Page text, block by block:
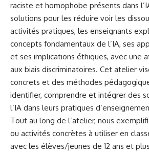
raciste et homophobe présents dans
solutions pour les réduire voir les
activités pratiques, les enseignants
concepts fondamentaux de l’IA, ses
et ses implications éthiques, avec une
aux biais discriminatoires. Cet atelier
concrets et des méthodes
identifier, comprendre et intégrer des
l’IA dans leurs pratiques
Tout au long de l’atelier, nous
ou activités concrètes à utiliser en
avec les élèves/jeunes de 12 ans et